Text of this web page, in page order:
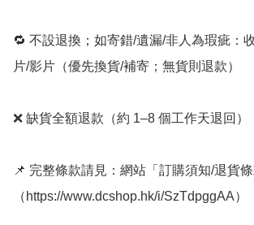
🔁 不設退換；如寄錯/遺漏/非人為瑕疵：
片/影片（優先換貨/補寄；無貨則退款）
❌ 缺貨全額退款（約 1–8 個工作天退回）
📌 完整條款請見：網站「訂購須知/退貨條
（https://www.dcshop.hk/i/SzTdpggAA）